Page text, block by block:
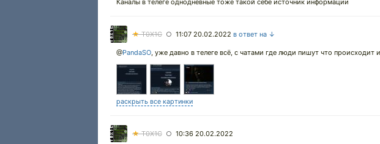
Каналы в телеге однодневные тоже такой себе источник информации
★T0X1C ○ 11:07 20.02.2022 в ответ на ↓
@PandaSO, уже давно в телеге всё, с чатами где люди пишут что
раскрыть все картинки
★T0X1C ○ 10:36 20.02.2022